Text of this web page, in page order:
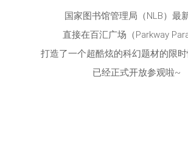
国家图书馆管理局（NLB）最
直接在百汇广场（Parkway
打造了一个超酷炫的科幻题材的限
已经正式开放参观啦~